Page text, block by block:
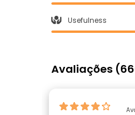
Usefulness
Avaliações